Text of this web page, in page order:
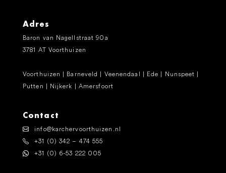
Adres
Baron van Nagellstraat 90a
3781 AT Voorthuizen
Voorthuizen | Barneveld | Veenendaal | Ede | Nunspeet |
Putten | Nijkerk | Amersfoort
Contact
info@karchervoorthuizen.nl
+31 (0) 342 – 474 555
+31 (0) 6-53 222 005